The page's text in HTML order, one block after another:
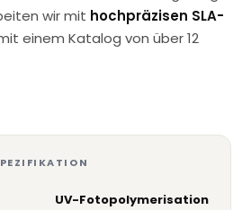
wir mit hochpräzisen SLA-
einem Katalog von über 12
UV-Fotopolymerisation